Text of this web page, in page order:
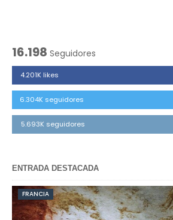
16.198 Seguidores
4.201K likes
6.304K seguidores
5.693K seguidores
ENTRADA DESTACADA
FRANCIA